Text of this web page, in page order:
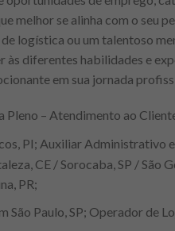
melhor se alinha com o seu
logística ou um talentoso
diferentes habilidades e
em sua jornada
Pleno – Atendimento ao
PI; Auxiliar Administrativo
CE / Sorocaba, SP / São
PR;
São Paulo, SP; Operador de